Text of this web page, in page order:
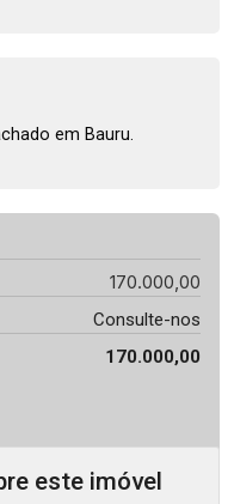
em Bauru.
170.000,00
Consulte-nos
170.000,00
este imóvel